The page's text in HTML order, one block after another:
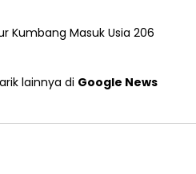
Kumbang Masuk Usia 206
lainnya di Google News